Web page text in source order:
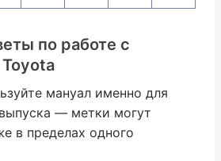
по работе с
мануал именно для
— метки могут
в пределах одного